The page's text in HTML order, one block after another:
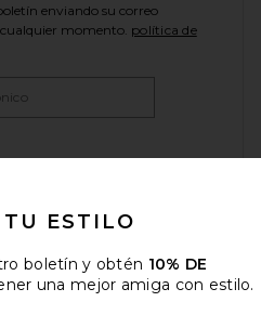
enviando su correo
momento. política de
TU ESTILO
boletín y obtén 10% DE
una mejor amiga con estilo.